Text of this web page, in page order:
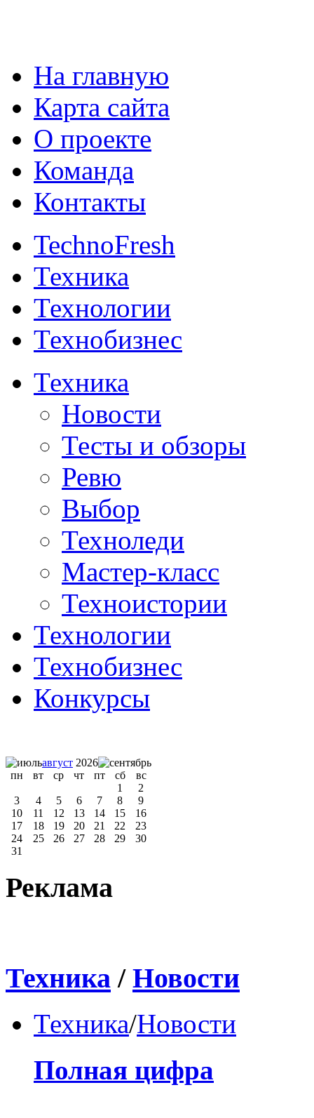
На главную
Карта сайта
О проекте
Команда
Контакты
TechnoFresh
Техника
Технологии
Технобизнес
Техника
Новости
Тесты и обзоры
Ревю
Выбор
Техноледи
Мастер-класс
Техноистории
Технологии
Технобизнес
Конкурсы
август 2026
пн
вт ср чт пт сб
вс
1
2
3
4 5 6 7 8
9
10
11 12 13 14 15
16
17
18 19 20 21 22
23
24
25 26 27 28 29
30
31
Реклама
Техника / Новости
Техника/Новости
Полная цифра